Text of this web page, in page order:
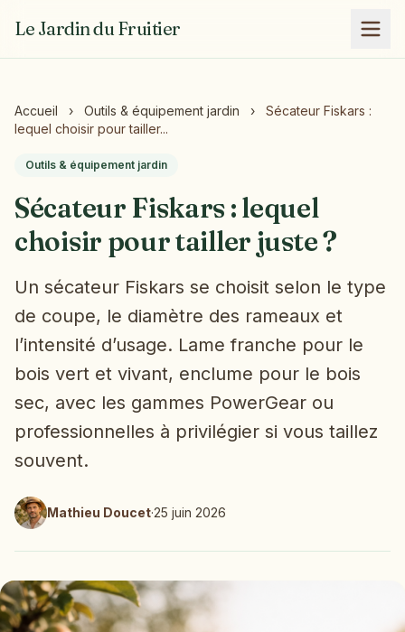
Le Jardin du Fruitier
Accueil › Outils & équipement jardin ›
Sécateur Fiskars :
lequel choisir pour tailler...
Outils & équipement jardin
Sécateur Fiskars : lequel
choisir pour tailler juste ?
Un sécateur Fiskars se choisit selon le type
de coupe, le diamètre des rameaux et
l’intensité d’usage. Lame franche pour le
bois vert et vivant, enclume pour le bois
sec, avec les gammes PowerGear ou
professionnelles à privilégier si vous taillez
souvent.
Mathieu Doucet·25 juin 2026